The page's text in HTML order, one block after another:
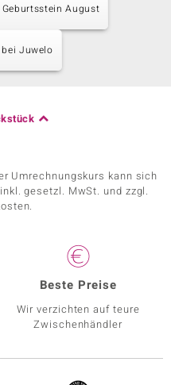
Geburtsstein August
Juwelo
Umrechnungskurs kann sich
gesetzl. MwSt. und zzgl.
Beste Preise
Wir verzichten auf teure
Zwischenhändler